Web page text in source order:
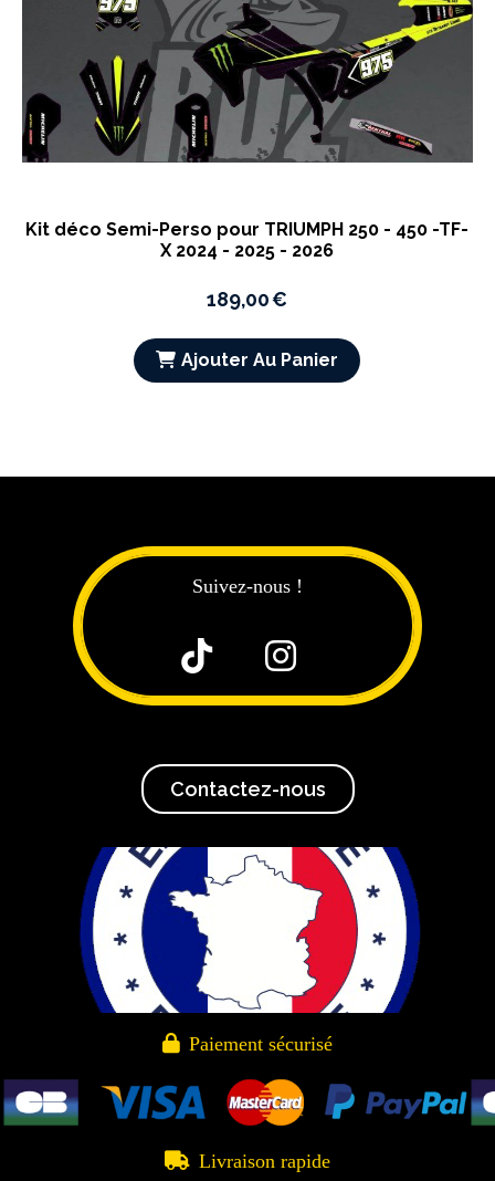
Kit déco Semi-Perso pour TRIUMPH 250 - 450 -TF-
X 2024 - 2025 - 2026
189,00€
Ajouter Au Panier
Suivez-nous !
 
Contactez-nous
 Paiement sécurisé
 Livraison rapide